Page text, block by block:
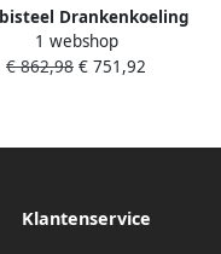
Drankenkoeling
Wit Zwart +4°C +10°C
Statisch + Ventilator
1 webshop
€ 862,98 € 751,92
Klantenservice